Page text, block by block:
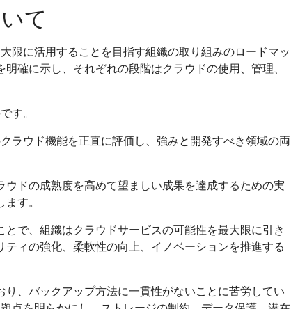
て
限に活用することを目指す組織の取り組みのロードマッ
確に示し、それぞれの段階はクラウドの使用、管理、
す。
ラウド機能を正直に評価し、強みと開発すべき領域の両
ウドの成熟度を高めて望ましい成果を達成するための実
す。
とで、組織はクラウドサービスの可能性を最大限に引き
ィの強化、柔軟性の向上、イノベーションを推進する
、バックアップ方法に一貫性がないことに苦労してい